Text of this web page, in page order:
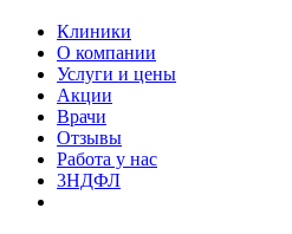
Клиники
О компании
Услуги и цены
Акции
Врачи
Отзывы
Работа у нас
3НДФЛ